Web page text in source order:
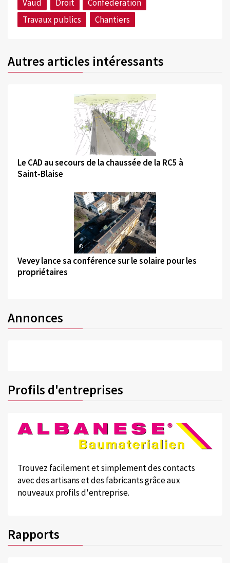
Vaud Droit
Confédération
Travaux publics
Chantiers
Autres articles intéressants
©
Le CAD au secours de la chaussée de la RC5 à
Saint‑Blaise
©
Vevey lance sa conférence sur le solaire pour les
propriétaires
Annonces
Profils d'entreprises
Trouvez facilement et simplement des contacts
avec des artisans et des fabricants grâce aux
nouveaux profils d'entreprise.
Rapports